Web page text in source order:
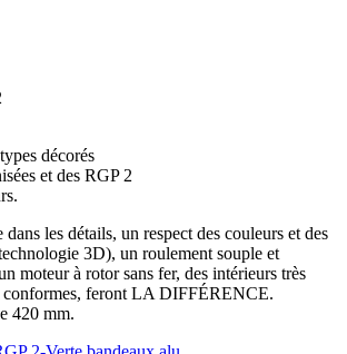
décorés
et des RGP 2
les détails, un respect des couleurs et des
3D), un roulement souple et
moteur à rotor sans fer, des intérieurs très
conformes, feront LA DIFFÉRENCE.
420 mm.